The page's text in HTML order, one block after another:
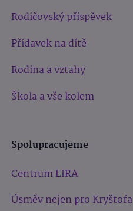
Rodičovský příspěvek
Přídavek na dítě
Rodina a vztahy
Škola a vše kolem
Spolupracujeme
Centrum LIRA
Úsměv nejen pro Kryštofa